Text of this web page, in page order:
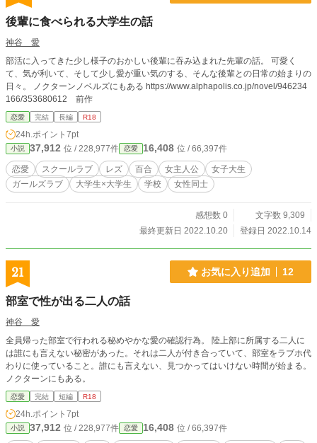
後輩に食べられる大学生の話
神谷 愛
部活に入ってきた少し様子のおかしい後輩に吞み込まれた先輩の話。 可愛く
て、気が利いて、そして少し愛が重い気のする、そんな後輩との日常の始まりの
日々。 ノクターンノベルズにもある https://www.alphapolis.co.jp/novel/946234
166/353680612 前作
恋愛 完結 長編 R18
24h.ポイント 7pt
小説 37,912 位 / 228,977件 恋愛 16,408 位 / 66,397件
恋愛 スクールラブ レズ 百合 女主人公
女子大生
ガールズラブ
大学生×大学生 学校 女性同士
感想数 0
文字数 9,309
最終更新日 2022.10.20
登録日 2022.10.14
21 お気に入り追加 12
部室で性が出る二人の話
神谷 愛
全員帰った部室で行われる秘めやかな愛の確認行為。 陸上部に所属する二人に
は誰にも言えない秘密があった。それは二人が付き合っていて、部室をラブホ代
わりに使っていること。誰にも言えない、見つかってはいけない時間が始まる。
ノクターンにもある。
恋愛 完結 短編 R18
24h.ポイント 7pt
小説 37,912 位 / 228,977件 恋愛 16,408 位 / 66,397件